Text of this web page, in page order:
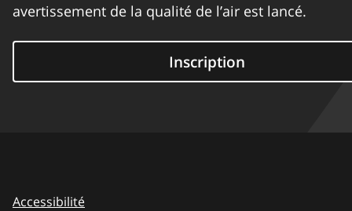
avertissement de la qualité de l’air est lancé.
Inscription
Accessibilité